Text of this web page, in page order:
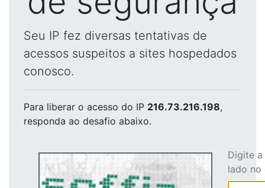
Seu IP fez diversas tentativas de
acessos suspeitos a sites hospedados
conosco.
Para liberar o acesso do IP 216.73.216.198,
responda ao desafio abaixo.
Digite
lado no